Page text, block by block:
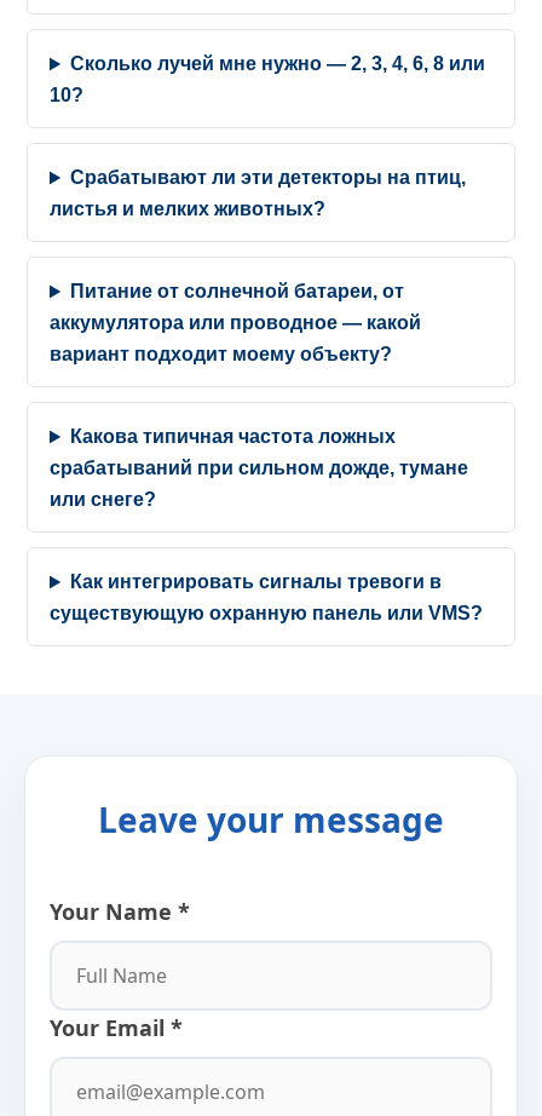
Сколько лучей мне нужно — 2, 3, 4, 6, 8 или
10?
Срабатывают ли эти детекторы на птиц,
листья и мелких животных?
Питание от солнечной батареи, от
аккумулятора или проводное — какой
вариант подходит моему объекту?
Какова типичная частота ложных
срабатываний при сильном дожде, тумане
или снеге?
Как интегрировать сигналы тревоги в
существующую охранную панель или VMS?
Leave your message
Your Name *
Your Email *